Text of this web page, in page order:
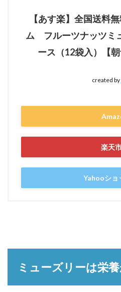
【あす楽】全国送料
ム フルーツナッツミ
ース（12袋入）【朝
created by
楽天
Yahooショ
ミューズリーは栄